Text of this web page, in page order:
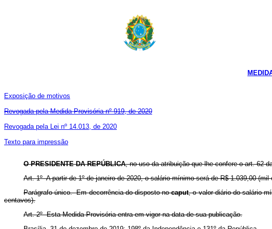
Exposição de motivos
Revogada pela Medida Provisória nº 919, de 2020
Revogada pela Lei nº 14.013, de 2020
Texto para impressão
O PRESIDENTE DA REPÚBLICA, no uso da atribuição que lhe confere o art. 62
Art. 1º A partir de 1º de janeiro de 2020, o salário mínimo será de R$ 1.039,00 (mil
Parágrafo único. Em decorrência do disposto nocaput, o valor diário do salário
centavos).
Art. 2º Esta Medida Provisória entra em vigor na data de sua publicação.